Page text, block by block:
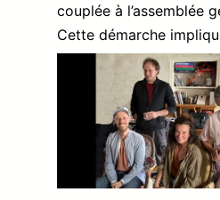
couplée à l’assemblée
Cette démarche